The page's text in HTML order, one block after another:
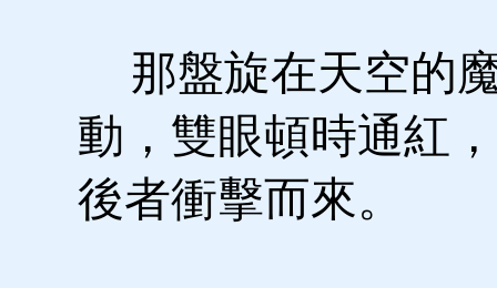
那盤旋在天空的
動，雙眼頓時通紅
後者衝擊而來。